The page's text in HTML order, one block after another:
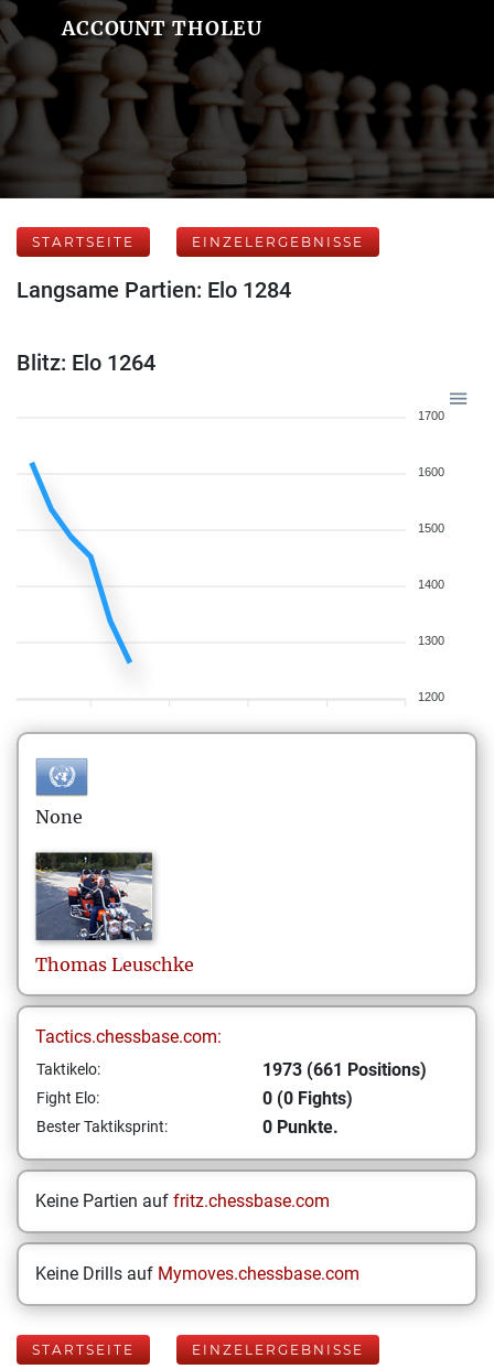
ACCOUNT THOLEU
STARTSEITE EINZELERGEBNISSE
Langsame Partien: Elo 1284
Blitz: Elo 1264
1700
1600
1500
1400
1300
1200
None
Thomas Leuschke
Tactics.chessbase.com:
Taktikelo: 1973 (661 Positions)
Fight Elo: 0 (0 Fights)
Bester Taktiksprint: 0 Punkte.
Keine Partien auf fritz.chessbase.com
Keine Drills auf Mymoves.chessbase.com
STARTSEITE EINZELERGEBNISSE